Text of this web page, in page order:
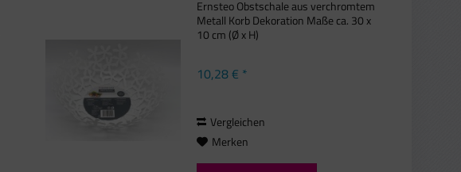
Ernsteo Obstschale aus verchromtem
Metall Korb Dekoration Maße ca. 30 x
10 cm (Ø x H)
10,28 € *
Vergleichen
Merken